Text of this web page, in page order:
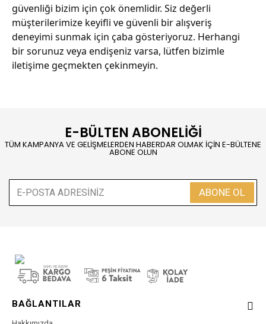
güvenliği bizim için çok önemlidir. Siz değerli
müşterilerimize keyifli ve güvenli bir alışveriş
deneyimi sunmak için çaba gösteriyoruz. Herhangi
bir sorunuz veya endişeniz varsa, lütfen bizimle
iletişime geçmekten çekinmeyin.
E-BÜLTEN ABONELİĞİ
TÜM KAMPANYA VE GELİŞMELERDEN HABERDAR OLMAK İÇİN E-BÜLTENE
ABONE OLUN
ABONE OL
BAĞLANTILAR